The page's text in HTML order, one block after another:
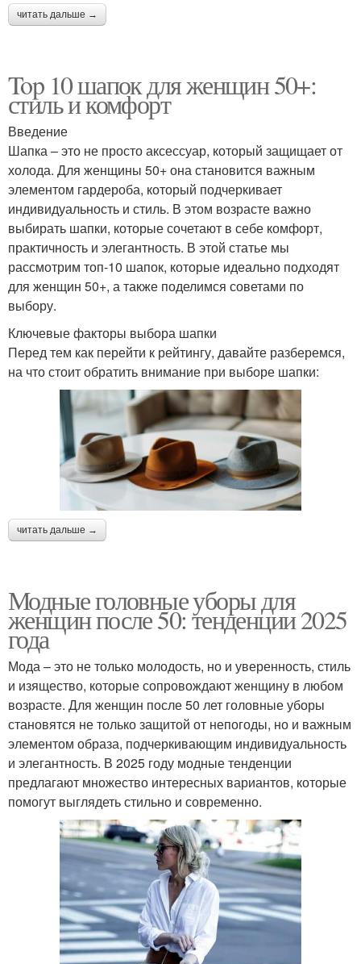
читать дальше →
Top 10 шапок для женщин 50+:
стиль и комфорт
Введение
Шапка – это не просто аксессуар, который защищает от
холода. Для женщины 50+ она становится важным
элементом гардероба, который подчеркивает
индивидуальность и стиль. В этом возрасте важно
выбирать шапки, которые сочетают в себе комфорт,
практичность и элегантность. В этой статье мы
рассмотрим топ-10 шапок, которые идеально подходят
для женщин 50+, а также поделимся советами по
выбору.
Ключевые факторы выбора шапки
Перед тем как перейти к рейтингу, давайте разберемся,
на что стоит обратить внимание при выборе шапки:
читать дальше →
Модные головные уборы для
женщин после 50: тенденции 2025
года
Мода – это не только молодость, но и уверенность, стиль
и изящество, которые сопровождают женщину в любом
возрасте. Для женщин после 50 лет головные уборы
становятся не только защитой от непогоды, но и важным
элементом образа, подчеркивающим индивидуальность
и элегантность. В 2025 году модные тенденции
предлагают множество интересных вариантов, которые
помогут выглядеть стильно и современно.